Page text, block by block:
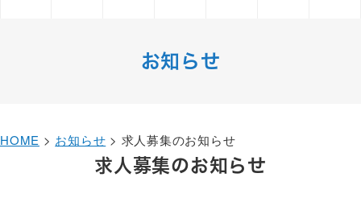
お知らせ
HOME > お知らせ > 求人募集のお知らせ
求人募集のお知らせ